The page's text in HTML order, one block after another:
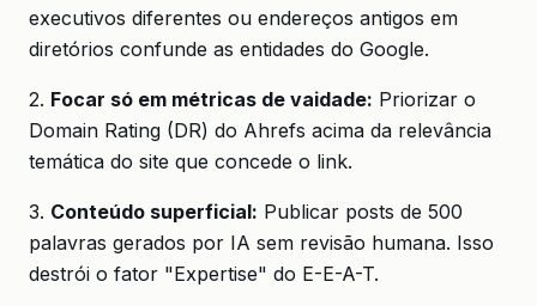
executivos diferentes ou endereços antigos em
diretórios confunde as entidades do Google.
2. Focar só em métricas de vaidade: Priorizar o
Domain Rating (DR) do Ahrefs acima da relevância
temática do site que concede o link.
3. Conteúdo superficial: Publicar posts de 500
palavras gerados por IA sem revisão humana. Isso
destrói o fator "Expertise" do E-E-A-T.